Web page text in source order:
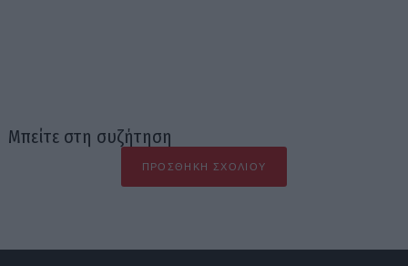
Μπείτε στη συζήτηση
ΠΡΟΣΘΉΚΗ ΣΧΟΛΊΟΥ